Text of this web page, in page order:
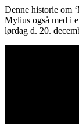
Denne historie om
Mylius også med i
lørdag d. 20.